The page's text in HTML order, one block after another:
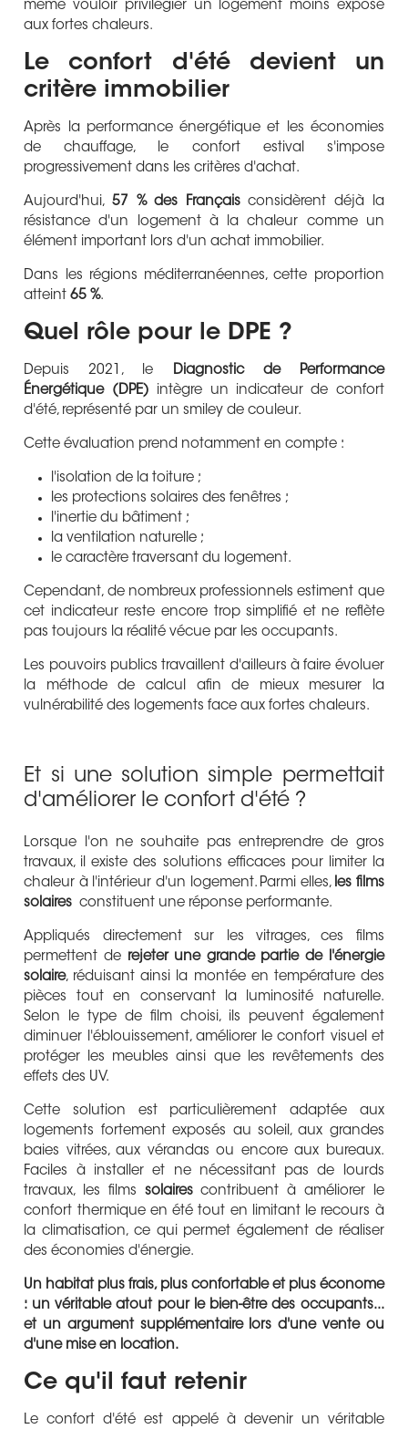
même vouloir privilégier un logement moins exposé
aux fortes chaleurs.
Le confort d'été devient un
critère immobilier
Après la performance énergétique et les économies
de chauffage, le confort estival s'impose
progressivement dans les critères d'achat.
Aujourd'hui, 57 % des Françaisconsidèrent déjà la
résistance d'un logement à la chaleur comme un
élément important lors d'un achat immobilier.
Dans les régions méditerranéennes, cette proportion
atteint65 %.
Quel rôle pour le DPE ?
Depuis 2021, le
Diagnostic de Performance
Énergétique (DPE) intègre un indicateur de confort
d'été, représenté par un smiley de couleur.
Cette évaluation prend notamment en compte :
l'isolation de la toiture ;
les protections solaires des fenêtres ;
l'inertie du bâtiment ;
la ventilation naturelle ;
le caractère traversant du logement.
Cependant, de nombreux professionnels estiment que
cet indicateur reste encore trop simplifié et ne reflète
pas toujours la réalité vécue par les occupants.
Les pouvoirs publics travaillent d'ailleurs à faire évoluer
la méthode de calcul afin de mieux mesurer la
vulnérabilité des logements face aux fortes chaleurs.
Et si une solution simple permettait
d'améliorer le confort d'été ?
Lorsque l'on ne souhaite pas entreprendre de gros
travaux, il existe des solutions efficaces pour limiter la
chaleur à l'intérieur d'un logement. Parmi elles, les films
solaires constituent une réponse performante.
Appliqués directement sur les vitrages, ces films
permettent de rejeter une grande partie de l'énergie
solaire, réduisant ainsi la montée en température des
pièces tout en conservant la luminosité naturelle.
Selon le type de film choisi, ils peuvent également
diminuer l'éblouissement, améliorer le confort visuel et
protéger les meubles ainsi que les revêtements des
effets des UV.
Cette solution est particulièrement adaptée aux
logements fortement exposés au soleil, aux grandes
baies vitrées, aux vérandas ou encore aux bureaux.
Faciles à installer et ne nécessitant pas de lourds
travaux, les films solairescontribuent à améliorer le
confort thermique en été tout en limitant le recours à
la climatisation, ce qui permet également de réaliser
des économies d'énergie.
Un habitat plus frais, plus confortable et plus économe
: un véritable atout pour le bien-être des occupants...
et un argument supplémentaire lors d'une vente ou
d'une mise en location.
Ce qu'il faut retenir
Le confort d'été est appelé à devenir un véritable